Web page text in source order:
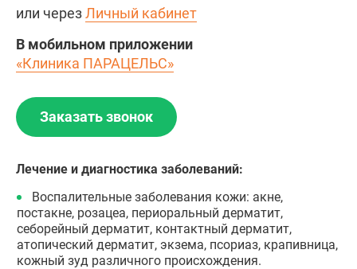
или черезЛичный кабинет
В мобильном приложении
«Клиника ПАРАЦЕЛЬС»
Заказать звонок
Лечение и диагностика заболеваний:
Воспалительные заболевания кожи: акне,
постакне, розацеа, периоральный дерматит,
себорейный дерматит, контактный дерматит,
атопический дерматит, экзема, псориаз, крапивница,
кожный зуд различного происхождения.